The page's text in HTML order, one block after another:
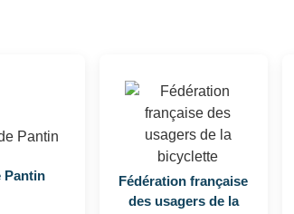
Pantin
Fédération française
des usagers de la